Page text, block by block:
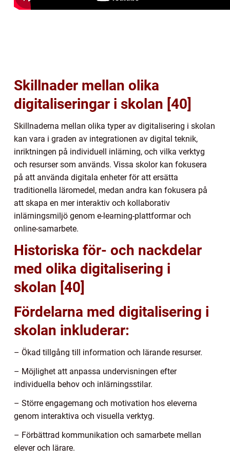
Skillnader mellan olika
digitaliseringar i skolan [40]
Skillnaderna mellan olika typer av digitalisering i skolan
kan vara i graden av integrationen av digital teknik,
inriktningen på individuell inlärning, och vilka verktyg
och resurser som används. Vissa skolor kan fokusera
på att använda digitala enheter för att ersätta
traditionella läromedel, medan andra kan fokusera på
att skapa en mer interaktiv och kollaborativ
inlärningsmiljö genom e-learning-plattformar och
online-samarbete.
Historiska för- och nackdelar
med olika digitalisering i
skolan [40]
Fördelarna med digitalisering i
skolan inkluderar:
– Ökad tillgång till information och lärande resurser.
– Möjlighet att anpassa undervisningen efter
individuella behov och inlärningsstilar.
– Större engagemang och motivation hos eleverna
genom interaktiva och visuella verktyg.
– Förbättrad kommunikation och samarbete mellan
elever och lärare.